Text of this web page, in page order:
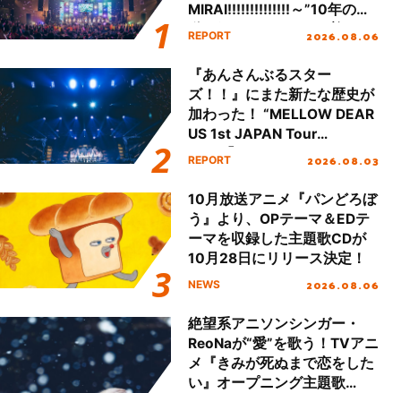
MIRAI!!!!!!!!!!!!!!～”10年の活
動を経てファイナルを迎える
REPORT 2026.08.06
『あんさんぶるスター
ズ！！』にまた新たな歴史が
加わった！ “MELLOW DEAR
US 1st JAPAN Tour
Final「NICE to meet YOU
ート!!
REPORT 2026.08.03
10月放送アニメ『パンどろぼ
う』より、OPテーマ＆EDテ
ーマを収録した主題歌CDが
10月28日にリリース決定！
NEWS 2026.08.06
絶望系アニソンシンガー・
ReoNaが“愛”を歌う！TVアニ
メ『きみが死ぬまで恋をした
い』オープニング主題歌